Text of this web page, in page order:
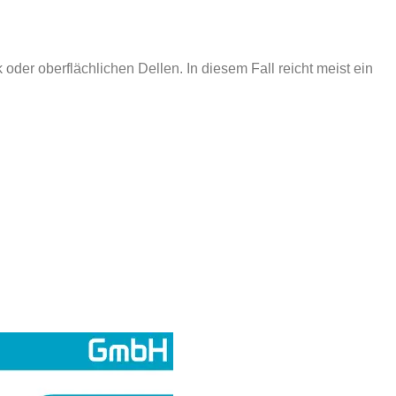
oberflächlichen Dellen. In diesem Fall reicht meist ein